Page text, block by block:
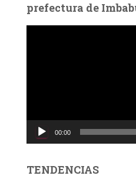
prefectura de
c
d
00:00
TENDENCIAS